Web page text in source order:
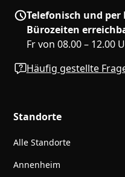
Telefonisch und
Bürozeiten
Fr von 08.00 – 12.00
Häufig gestellte
Standorte
Alle Standorte
Annenheim